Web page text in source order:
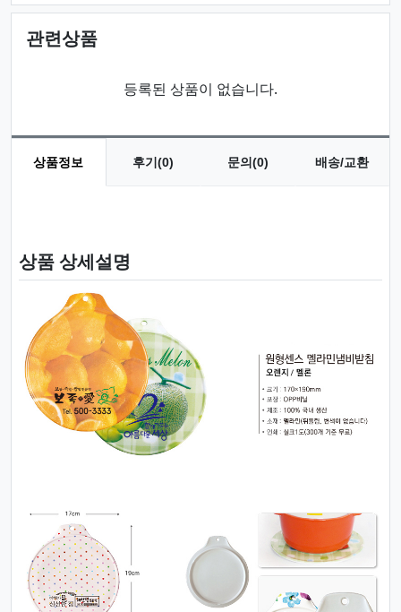
관련상품
등록된 상품이 없습니다.
상품정보 후기(0) 문의(0) 배송/교환
상품 상세설명